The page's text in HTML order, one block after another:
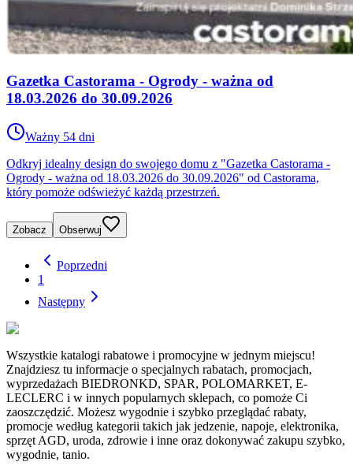
Gazetka Castorama - Ogrody - ważna od
18.03.2026 do 30.09.2026
Ważny 54 dni
Odkryj idealny design do swojego domu z "Gazetka Castorama -
Ogrody - ważna od 18.03.2026 do 30.09.2026" od Castorama,
który pomoże odświeżyć każdą przestrzeń.
Zobacz Obserwuj
Poprzedni
1
Następny
Wszystkie katalogi rabatowe i promocyjne w jednym miejscu!
Znajdziesz tu informacje o specjalnych rabatach, promocjach,
wyprzedażach BIEDRONKD, SPAR, POLOMARKET, E-
LECLERC i w innych popularnych sklepach, co pomoże Ci
zaoszczędzić. Możesz wygodnie i szybko przeglądać rabaty,
promocje według kategorii takich jak jedzenie, napoje, elektronika,
sprzęt AGD, uroda, zdrowie i inne oraz dokonywać zakupu szybko,
wygodnie, tanio.